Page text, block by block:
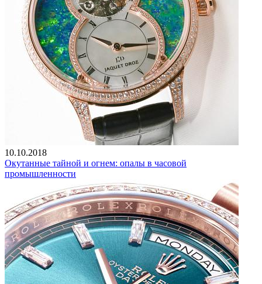
10.10.2018
Окутанные тайной и огнем: опалы в часовой
промышленности